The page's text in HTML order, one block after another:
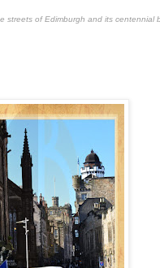
streets of Edimburgh and its centennial